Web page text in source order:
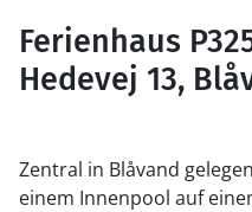
Ferienhaus
Hedevej 13,
Zentral in Blåvand
einem Innenpool auf